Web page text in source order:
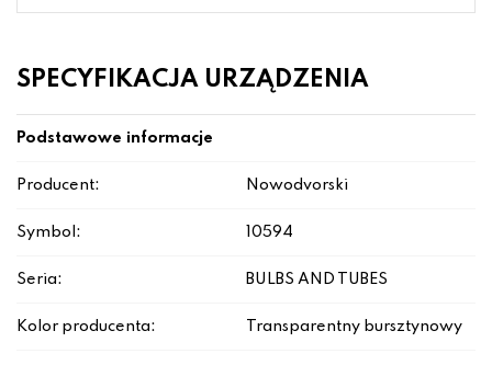
SPECYFIKACJA URZĄDZENIA
Podstawowe informacje
Producent: Nowodvorski
Symbol: 10594
Seria: BULBS AND TUBES
Kolor producenta: Transparentny bursztynowy